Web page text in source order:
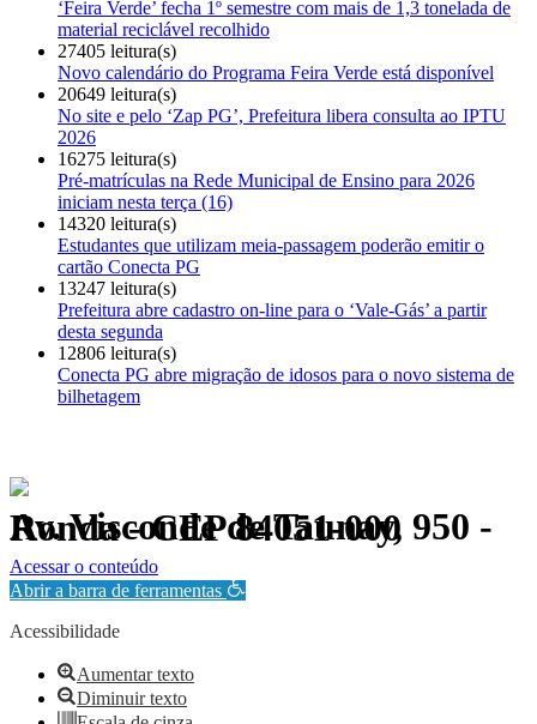
‘Feira Verde’ fecha 1º semestre com mais de 1,3 tonelada de
material reciclável recolhido
27405 leitura(s)
Novo calendário do Programa Feira Verde está disponível
20649 leitura(s)
No site e pelo ‘Zap PG’, Prefeitura libera consulta ao IPTU
2026
16275 leitura(s)
Pré-matrículas na Rede Municipal de Ensino para 2026
iniciam nesta terça (16)
14320 leitura(s)
Estudantes que utilizam meia-passagem poderão emitir o
cartão Conecta PG
13247 leitura(s)
Prefeitura abre cadastro on-line para o ‘Vale-Gás’ a partir
desta segunda
12806 leitura(s)
Conecta PG abre migração de idosos para o novo sistema de
bilhetagem
Av. Visconde de Taunay, 950 - Ronda - CEP 84051-000
Política de Privacidade.
Acessar o conteúdo
Abrir a barra de ferramentas
Acessibilidade
Aumentar texto
Diminuir texto